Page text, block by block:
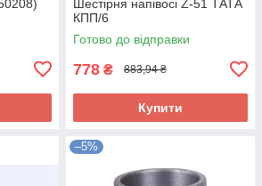
Шестірня напівосі Z-51 ТАТА
КПП/6
Готово до відправки
778 ₴ 883,94 ₴
Купити
–5%